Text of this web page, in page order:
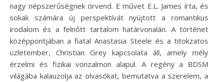
nagy népszerűségnek örvend. E művet E.L. James írta, és
sokak számára új perspektívát nyújtott a romantikus
irodalom és a felnőtt tartalom határvonalán. A történet
középpontjában a fiatal Anastasia Steele és a titokzatos
üzletember, Christian Grey kapcsolata áll, amely mély
érzelmi és fizikai vonzalmon alapul. A regény a BDSM
világába kalauzolja az olvasókat, bemutatva a szerelem, a